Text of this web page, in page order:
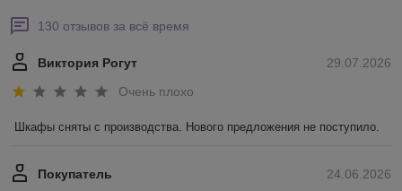
130 отзывов за всё время
29.07.2026
Виктория Рогут
Очень плохо
Шкафы сняты с производства. Нового предложения не поступило.
24.06.2026
Покупатель